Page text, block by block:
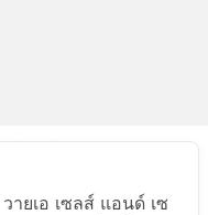
ยเอ เซลส์ แอนด์ เซ